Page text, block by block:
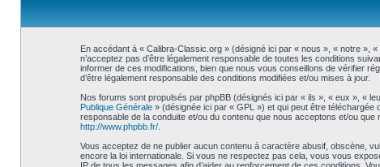
En accédant à « Calibra-Classic.org » (désigné ici par « nous », « notre »,
n’acceptez pas d’être légalement responsable de toutes les conditions
informer de ces modifications, bien que nous vous conseillons de vérifier
d’être légalement responsable des conditions modifiées et/ou mises à jour.
Nos forums sont propulsés par phpBB (désignés ici par « ils », « eux », «
Publique Générale» (désignée ici par « GPL ») et qui peut être téléchargée
responsable de la conduite et/ou du contenu que nous acceptons et/ou
http://www.phpbb.fr/.
Vous acceptez de ne publier aucun contenu à caractère abusif, obscène,
encore la loi internationale. Si vous ne respectez pas cela, vous vous